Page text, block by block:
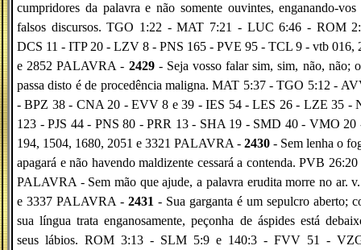
cumpridores da palavra e não somente ouvintes, enganando-vos
falsos discursos. TGO 1:22 - MAT 7:21 - LUC 6:46 - ROM
DCS 11 - ITP 20 - LZV 8 - PNS 165 - PVE 95 - TCL 9 - vtb 016,
e 2852 PALAVRA - 2429- Seja vosso falar sim, sim, não, não;
passa disto é de procedência maligna. MAT 5:37 - TGO 5:12 -
- BPZ 38 - CNA 20 - EVV 8 e 39 - IES 54 - LES 26 - LZE 35 -
123 - PJS 44 - PNS 80 - PRR 13 - SHA 19 - SMD 40 - VMO 20
194, 1504, 1680, 2051 e 3321 PALAVRA - 2430 - Sem lenha o
apagará e não havendo maldizente cessará a contenda. PVB 26:20
PALAVRA - Sem mão que ajude, a palavra erudita morre no ar.
e 3337 PALAVRA - 2431 - Sua garganta é um sepulcro aberto;
sua língua trata enganosamente, peçonha de áspides está
seus lábios. ROM 3:13 - SLM 5:9 e 140:3 - FVV 51 -